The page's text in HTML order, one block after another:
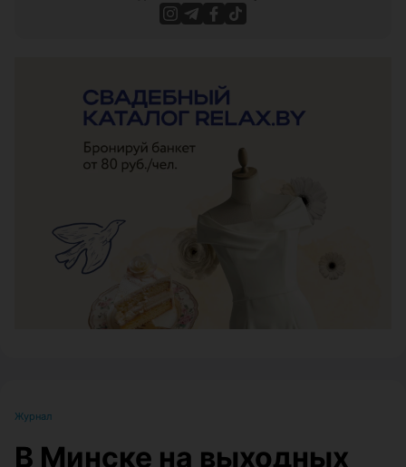
Журнал
В Минске на выходных